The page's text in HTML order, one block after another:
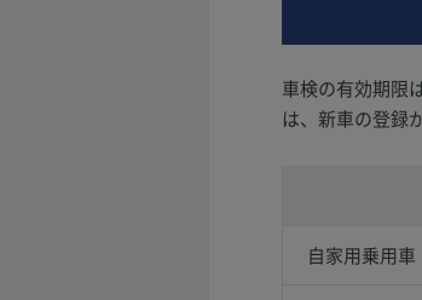
車検の有効期限
は、新車の登録
自家用乗用車